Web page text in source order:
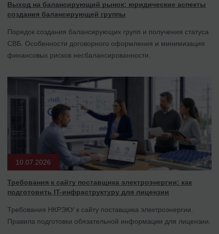
Выход на балансирующий рынок: юридические аспекты
создания балансирующей группы
Порядок создания балансирующих групп и получения статуса
СВБ. Особенности договорного оформления и минимизация
финансовых рисков несбалансированности.
10.07.2026
Требования к сайту поставщика электроэнергии: как
подготовить IT-инфраструктуру для лицензии
Требования НКРЭКУ к сайту поставщика электроэнергии.
Правила подготовки обязательной информации для лицензии.